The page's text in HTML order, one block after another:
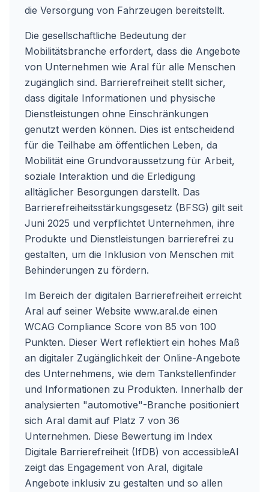
die Versorgung von Fahrzeugen bereitstellt.
Die gesellschaftliche Bedeutung der
Mobilitätsbranche erfordert, dass die Angebote
von Unternehmen wie Aral für alle Menschen
zugänglich sind. Barrierefreiheit stellt sicher,
dass digitale Informationen und physische
Dienstleistungen ohne Einschränkungen
genutzt werden können. Dies ist entscheidend
für die Teilhabe am öffentlichen Leben, da
Mobilität eine Grundvoraussetzung für Arbeit,
soziale Interaktion und die Erledigung
alltäglicher Besorgungen darstellt. Das
Barrierefreiheitsstärkungsgesetz (BFSG) gilt seit
Juni 2025 und verpflichtet Unternehmen, ihre
Produkte und Dienstleistungen barrierefrei zu
gestalten, um die Inklusion von Menschen mit
Behinderungen zu fördern.
Im Bereich der digitalen Barrierefreiheit erreicht
Aral auf seiner Website www.aral.de einen
WCAG Compliance Score von 85 von 100
Punkten. Dieser Wert reflektiert ein hohes Maß
an digitaler Zugänglichkeit der Online-Angebote
des Unternehmens, wie dem Tankstellenfinder
und Informationen zu Produkten. Innerhalb der
analysierten "automotive"-Branche positioniert
sich Aral damit auf Platz 7 von 36
Unternehmen. Diese Bewertung im Index
Digitale Barrierefreiheit (IfDB) von accessibleAI
zeigt das Engagement von Aral, digitale
Angebote inklusiv zu gestalten und so allen